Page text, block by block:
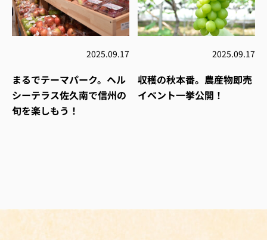
2025.09.17
まるでテーマパーク。ヘル
シーテラス佐久南で信州の
旬を楽しもう！
2025.09.17
収穫の秋本番。農産物即売
イベント一挙公開！